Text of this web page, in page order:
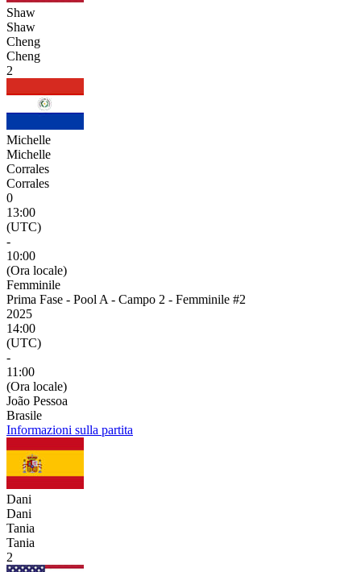
Shaw
Shaw
Cheng
Cheng
2
Michelle
Michelle
Corrales
Corrales
0
13:00
(UTC)
-
10:00
(Ora locale)
Femminile
Prima Fase - Pool A - Campo 2 - Femminile #2
2025
14:00
(UTC)
-
11:00
(Ora locale)
João Pessoa
Brasile
Informazioni sulla partita
Dani
Dani
Tania
Tania
2